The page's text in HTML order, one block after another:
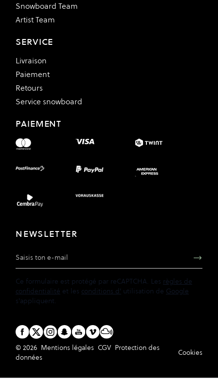
Snowboard Team
Artist Team
SERVICE
Livraison
Paiement
Retours
Service snowboard
PAIEMENT
NEWSLETTER
Adresse e-mail
Ce formulaire est protégé par reCAPTCHA. Les règles de
confidentialité et les conditions d' utilisation de Google
s'appliquent.
© 2026 Mentions légales CGV Protection des
données
Cookies